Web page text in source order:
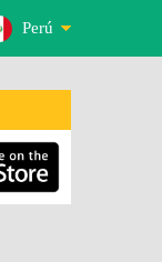
Perú